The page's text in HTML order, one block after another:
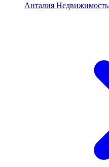
Анталия Недвижимость